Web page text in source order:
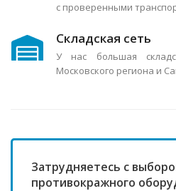
с проверенными
Складская сеть
У нас большая
Московского региона и
Затрудняетесь с
противокражного